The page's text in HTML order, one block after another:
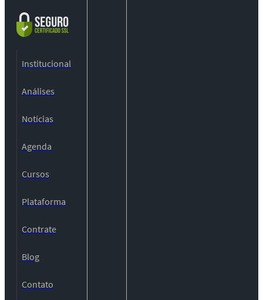
Institucional
Análises
Notícias
Agenda
Cursos
Plataforma
Contrate
Blog
Contato